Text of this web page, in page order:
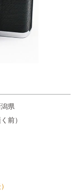
県
前）